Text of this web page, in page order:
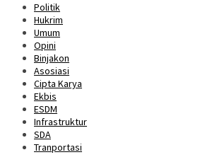
Politik
Hukrim
Umum
Opini
Binjakon
Asosiasi
Cipta Karya
Ekbis
ESDM
Infrastruktur
SDA
Tranportasi